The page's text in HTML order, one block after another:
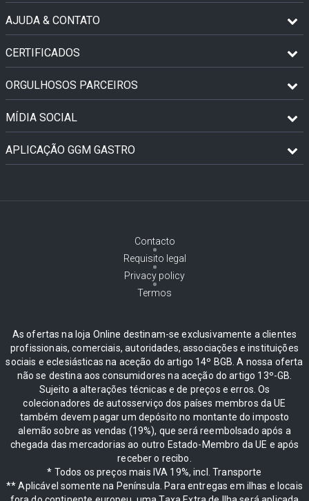
AJUDA & CONTATO
CERTIFICADOS
ORGULHOSOS PARCEIROS
MÍDIA SOCIAL
APLICAÇÃO GGM GASTRO
Contacto
Requisito legal
Privacy policy
Termos
As ofertas na loja Online destinam-se exclusivamente a clientes
profissionais, comerciais, autoridades, associações e instituições
sociais e eclesiásticas na aceção do artigo 14º BGB. A nossa oferta
não se destina aos consumidores na aceção do artigo 13º-GB.
Sujeito a alterações técnicas e de preços e erros. Os
colecionadores de autosserviço dos países membros da UE
também devem pagar um depósito no montante do imposto
alemão sobre as vendas (19%), que será reembolsado após a
chegada das mercadorias ao outro Estado-Membro da UE e após
receber o recibo.
* Todos os preços mais IVA 19%, incl. Transporte
** Aplicável somente na Península. Para entregas em ilhas e locais